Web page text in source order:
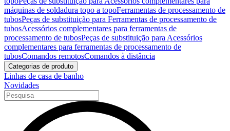
máquinas de soldadura topo a topoFerramentas de processamento de
tubosPeças de substituição para Ferramentas de processamento de
tubosAcessórios complementares para ferramentas de
processamento de tubosPeças de substituição para Acessórios
complementares para ferramentas de processamento de
tubosComandos remotosComandos à distância
Categorias de produto
Linhas de casa de banho
Novidades